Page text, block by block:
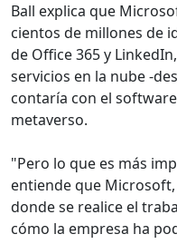
Ball explica que
cientos de millones de
de Office 365 y
servicios en la nube -
contaría con el
metaverso.
"Pero lo que es más
entiende que
donde se realice el
cómo la empresa ha